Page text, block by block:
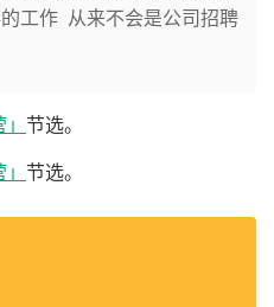
工作 从来不会是公司招聘
节选。
节选。